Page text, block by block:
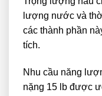
lượng nước và
các thành phần
tích.
Nhu cầu năng
nặng 15 lb được